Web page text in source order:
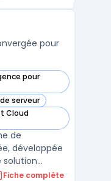
La
pour
pour
serveur
Cloud
de
développée
solution
de stockage,
Fiche complète